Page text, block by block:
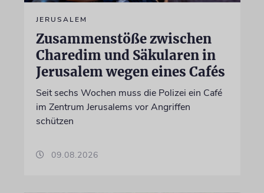
JERUSALEM
Zusammenstöße zwischen
Charedim und Säkularen in
Jerusalem wegen eines Cafés
Seit sechs Wochen muss die Polizei ein Café
im Zentrum Jerusalems vor Angriffen
schützen
09.08.2026